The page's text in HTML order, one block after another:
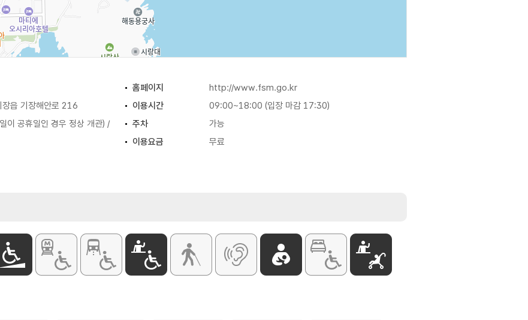
홈페이지
http://www.fsm.go.kr
장읍 기장해안로 216 이용시간
09:00~18:00 (입장 마감 17:30)
이 공휴일인 경우 정상 개관) /
주차
가능
이용요금
무료